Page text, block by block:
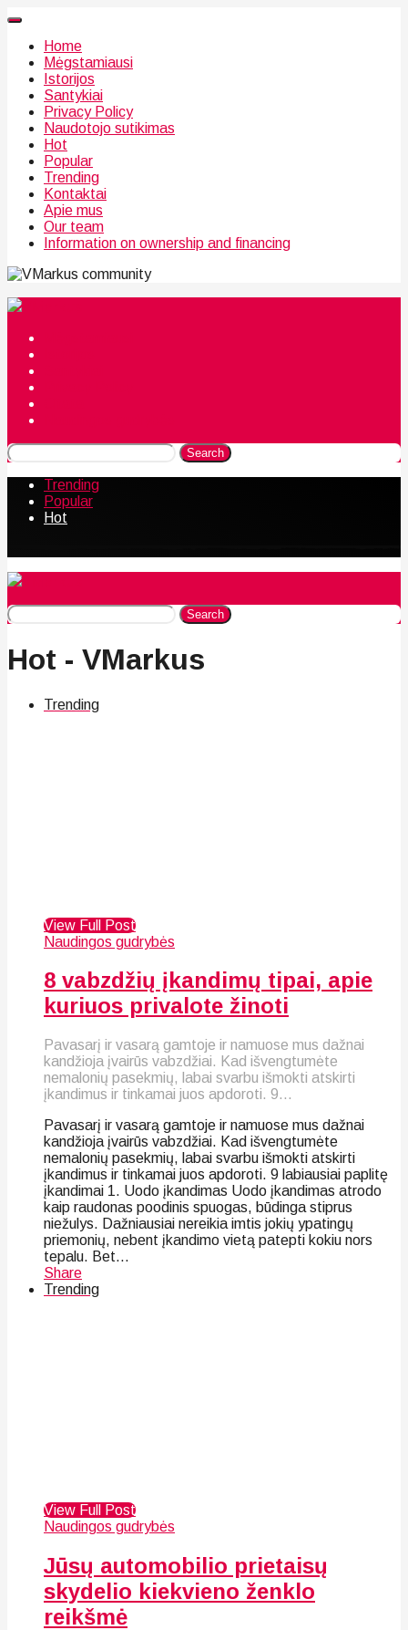
Home
Mėgstamiausi
Istorijos
Santykiai
Privacy Policy
Naudotojo sutikimas
Hot
Popular
Trending
Kontaktai
Apie mus
Our team
Information on ownership and financing
community
Search
Trending
Popular
Hot
Search
Hot - VMarkus
Trending
View Full Post
Naudingos gudrybės
8 vabzdžių įkandimų tipai, apie
kuriuos privalote žinoti
Pavasarį ir vasarą gamtoje ir namuose mus dažnai
kandžioja įvairūs vabzdžiai. Kad išvengtumėte
nemalonių pasekmių, labai svarbu išmokti atskirti
įkandimus ir tinkamai juos apdoroti. 9...
Pavasarį ir vasarą gamtoje ir namuose mus dažnai
kandžioja įvairūs vabzdžiai. Kad išvengtumėte
nemalonių pasekmių, labai svarbu išmokti atskirti
įkandimus ir tinkamai juos apdoroti. 9 labiausiai paplitę
įkandimai 1. Uodo įkandimas Uodo įkandimas atrodo
kaip raudonas poodinis spuogas, būdinga stiprus
niežulys. Dažniausiai nereikia imtis jokių ypatingų
priemonių, nebent įkandimo vietą patepti kokiu nors
tepalu. Bet...
Share
Trending
View Full Post
Naudingos gudrybės
Jūsų automobilio prietaisų
skydelio kiekvieno ženklo
reikšmė